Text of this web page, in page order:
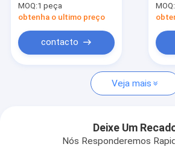
Notícias
Casos
Solicite um orçamento
Corrediças infláveis
MOQ:1 peça
obtenha o ultimo preço
contacto
MOQ:
Veja mais
Deixe Um
Nós Responderemos